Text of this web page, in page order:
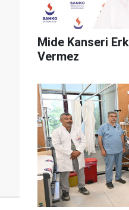
Mide Kanseri
Vermez